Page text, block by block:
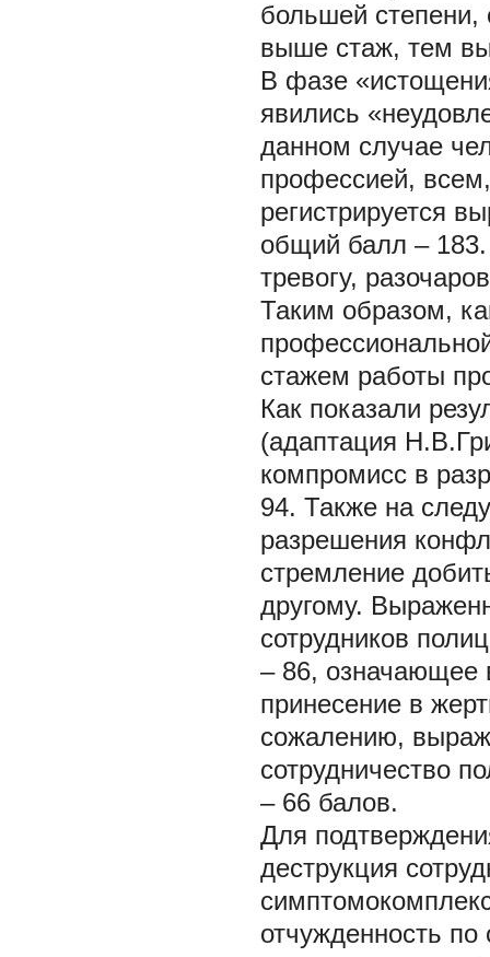
большей степени,
выше стаж, тем
В фазе
явились
данном случае
профессией,
регистрируется
общий балл –
тревогу,
Таким образом,
стажем работы
Как показали
(адаптация
компромисс в
94. Также на
разрешения
стремление
другому.
сотрудников
– 86, означающее
принесение в
сожалению,
сотрудничество
– 66 балов.
Для
деструкция
отчужденность